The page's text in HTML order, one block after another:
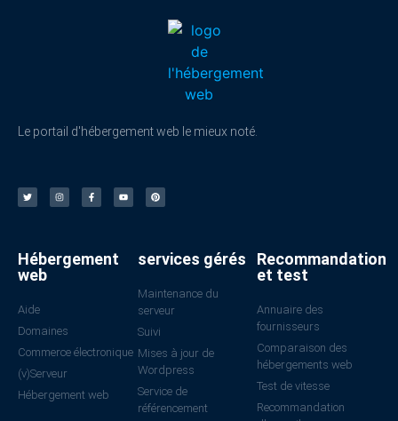
Le portail d'hébergement web le mieux noté.
Hébergement
web
Aide
Domaines
Commerce électronique
(v)Serveur
Hébergement web
services gérés
Maintenance du
serveur
Suivi
Mises à jour de
Wordpress
Service de
référencement
Recommandation
et test
Annuaire des
fournisseurs
Comparaison des
hébergements web
Test de vitesse
Recommandation